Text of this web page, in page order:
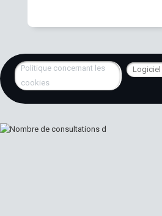
Politique concernant les
cookies